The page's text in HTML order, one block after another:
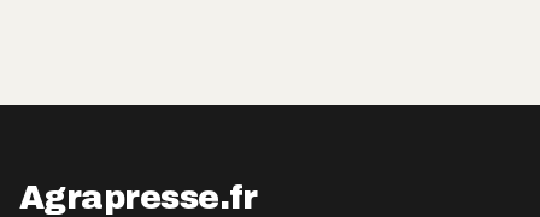
Agrapresse.fr